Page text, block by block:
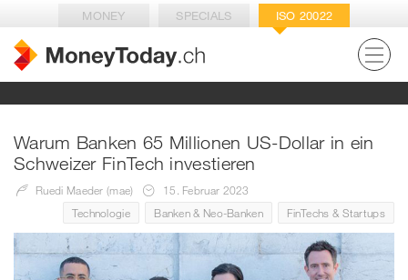
MONEY SPECIALS ISO 20022
Warum Banken 65 Millionen US-Dollar in ein
Schweizer FinTech investieren
Ruedi Maeder (mae)
15. Februar 2023
Technologie
Banken & Neo-Banken FinTechs & Startups